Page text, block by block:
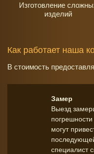
Изготовление
изделий
Как работает наша
В стоимость
Замер
Выезд
могут
специалист